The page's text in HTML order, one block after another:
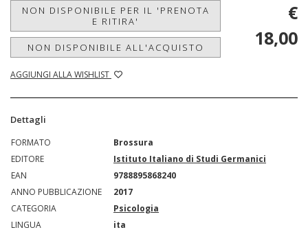
NON DISPONIBILE PER IL 'PRENOTA
E RITIRA'
NON DISPONIBILE ALL'ACQUISTO
AGGIUNGI ALLA WISHLIST
€
18,00
Dettagli
FORMATO
Brossura
EDITORE
Istituto Italiano di Studi Germanici
EAN
9788895868240
ANNO PUBBLICAZIONE
2017
CATEGORIA
Psicologia
LINGUA
ita